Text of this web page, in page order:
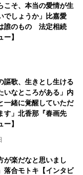
こそ、本当の愛情が生
でしょうか」比嘉愛
誰のもの 法定相続
】
謳歌、生きとし生ける
いなところがある」内
一緒に覚醒していただ
す」北香那『春画先
】
が楽だなと思いまし
合モトキ【インタビ